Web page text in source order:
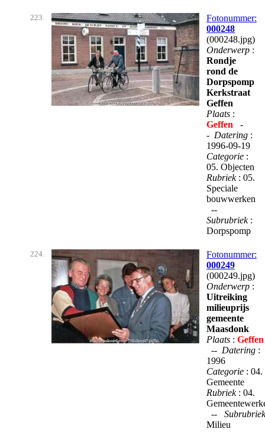
223.
Fotonummer:
000248
(000248.jpg)
Onderwerp :
Rondje
rond de
Dorpspomp
Kerkstraat
Geffen
Plaats :
Geffen -
- Datering :
1996-09-19
Categorie :
05. Objecten
Rubriek : 05.
Speciale
bouwwerken
--
Subrubriek :
Dorpspomp
224.
Fotonummer:
000249
(000249.jpg)
Onderwerp :
Uitreiking
milieuprijs
gemeente
Maasdonk
Plaats : Geffen
-- Datering :
1996
Categorie : 04.
Gemeente
Rubriek : 04.
--
Milieu